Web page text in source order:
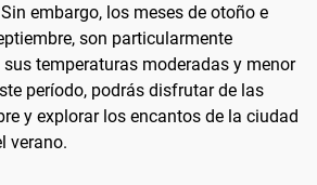
embargo, los meses de otoño e
son particularmente
temperaturas moderadas y menor
período, podrás disfrutar de las
y explorar los encantos de la ciudad
verano.